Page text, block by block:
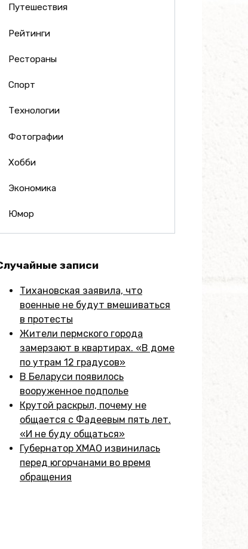
Путешествия
Рейтинги
Рестораны
Спорт
Технологии
Фотографии
Хобби
Экономика
Юмор
записи
Тихановская заявила, что
военные не будут вмешиваться
в протесты
Жители пермского города
замерзают в квартирах. «В доме
по утрам 12 градусов»
В Беларуси появилось
вооруженное подполье
Крутой раскрыл, почему не
общается с Фадеевым пять лет.
«И не буду общаться»
Губернатор ХМАО извинилась
перед югорчанами во время
обращения